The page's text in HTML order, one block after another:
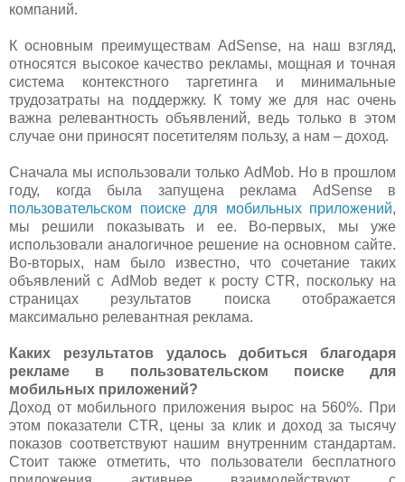
компаний.
К основным преимуществам AdSense, на наш взгляд,
относятся высокое качество рекламы, мощная и точная
система контекстного таргетинга и минимальные
трудозатраты на поддержку. К тому же для нас очень
важна релевантность объявлений, ведь только в этом
случае они приносят посетителям пользу, а нам – доход.
Сначала мы использовали только AdMob. Но в прошлом
году, когда была запущена реклама AdSense в
пользовательском поиске для мобильных приложений,
мы решили показывать и ее. Во-первых, мы уже
использовали аналогичное решение на основном сайте.
Во-вторых, нам было известно, что сочетание таких
объявлений с AdMob ведет к росту CTR, поскольку на
страницах результатов поиска отображается
максимально релевантная реклама.
Каких результатов удалось добиться благодаря
рекламе в пользовательском поиске для
мобильных приложений?
Доход от мобильного приложения вырос на 560%. При
этом показатели CTR, цены за клик и доход за тысячу
показов соответствуют нашим внутренним стандартам.
Стоит также отметить, что пользователи бесплатного